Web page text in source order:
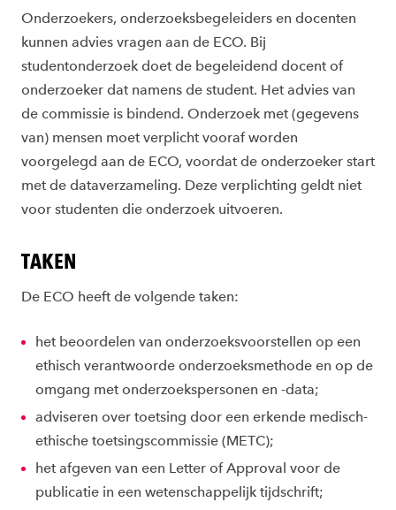
Onderzoekers, onderzoeksbegeleiders en docenten
kunnen advies vragen aan de ECO. Bij
studentonderzoek doet de begeleidend docent of
onderzoeker dat namens de student. Het advies van
de commissie is bindend. Onderzoek met (gegevens
van) mensen moet verplicht vooraf worden
voorgelegd aan de ECO, voordat de onderzoeker start
met de dataverzameling. Deze verplichting geldt niet
voor studenten die onderzoek uitvoeren.
TAKEN
De ECO heeft de volgende taken:
het beoordelen van onderzoeksvoorstellen op een
ethisch verantwoorde onderzoeksmethode en op de
omgang met onderzoekspersonen en -data;
adviseren over toetsing door een erkende medisch-
ethische toetsingscommissie (METC);
het afgeven van een Letter of Approval voor de
publicatie in een wetenschappelijk tijdschrift;